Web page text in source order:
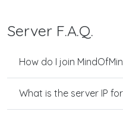
Server F.A.Q.
How do I join
What is the server IP